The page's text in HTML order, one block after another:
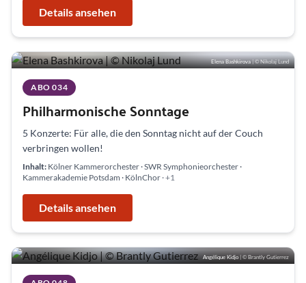
Details ansehen
Elena Bashkirova| © Nikolaj Lund
ABO 034
Philharmonische Sonntage
5 Konzerte: Für alle, die den Sonntag nicht auf der Couch
verbringen wollen!
Inhalt: Kölner Kammerorchester · SWR Symphonieorchester ·
Kammerakademie Potsdam · KölnChor · +1
Details ansehen
Angélique Kidjo | © Brantly Gutierrez